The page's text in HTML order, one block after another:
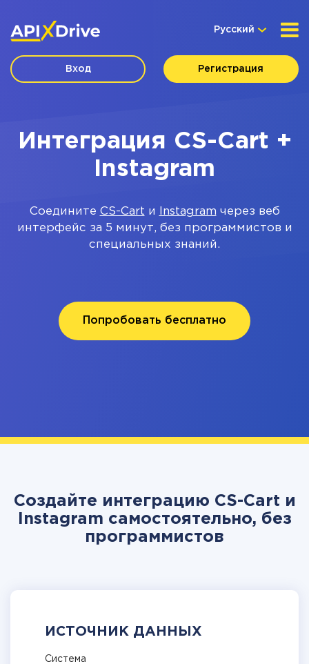
Русский
Вход Регистрация
Интеграция CS-Cart +
Instagram
Соедините CS-Cart и Instagram через веб
интерфейс за 5 минут, без программистов и
специальных знаний.
Попробовать бесплатно
Создайте интеграцию CS-Cart и
Instagram самостоятельно, без
программистов
ИСТОЧНИК ДАННЫХ
Система